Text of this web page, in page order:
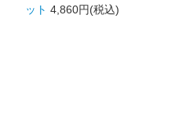
ット 4,860円(税込)